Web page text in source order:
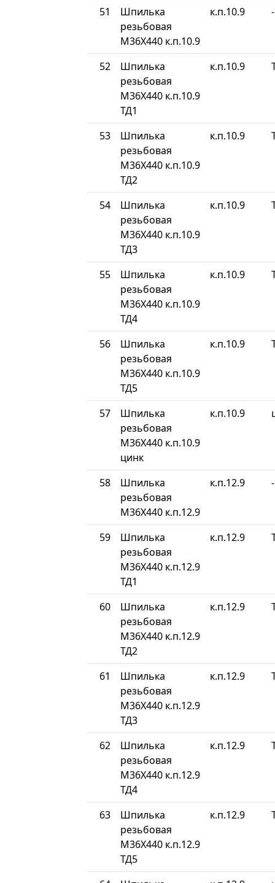
51
Шпилька
резьбовая
М36Х440 к.п.10.9
к.п.10.9 -
52
Шпилька
резьбовая
М36Х440 к.п.10.9
ТД1
к.п.10.9
53
Шпилька
резьбовая
М36Х440 к.п.10.9
ТД2
к.п.10.9
54
Шпилька
резьбовая
М36Х440 к.п.10.9
ТД3
к.п.10.9
55
Шпилька
резьбовая
М36Х440 к.п.10.9
ТД4
к.п.10.9
56
Шпилька
резьбовая
М36Х440 к.п.10.9
ТД5
к.п.10.9
57
Шпилька
резьбовая
М36Х440 к.п.10.9
цинк
к.п.10.9
58
Шпилька
резьбовая
М36Х440 к.п.12.9
к.п.12.9 -
59
Шпилька
резьбовая
М36Х440 к.п.12.9
ТД1
к.п.12.9
60
Шпилька
резьбовая
М36Х440 к.п.12.9
ТД2
к.п.12.9
61
Шпилька
резьбовая
М36Х440 к.п.12.9
ТД3
к.п.12.9
62
Шпилька
резьбовая
М36Х440 к.п.12.9
ТД4
к.п.12.9
63
Шпилька
резьбовая
М36Х440 к.п.12.9
ТД5
к.п.12.9